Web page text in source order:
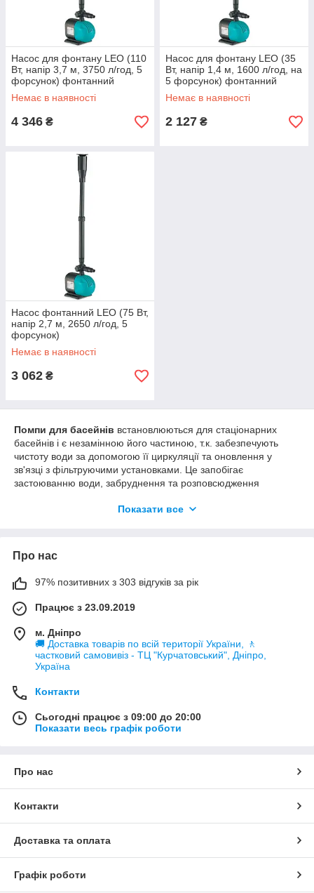
Насос для фонтану LEO (110
Вт, напір 3,7 м, 3750 л/год, 5
форсунок) фонтанний
Немає в наявності
4 346 ₴
Насос для фонтану LEO (35
Вт, напір 1,4 м, 1600 л/год, на
5 форсунок) фонтанний
насос
Немає в наявності
2 127 ₴
Насос фонтанний LEO (75 Вт,
напір 2,7 м, 2650 л/год, 5
форсунок)
Немає в наявності
3 062 ₴
Помпи для басейнів встановлюються для стаціонарних
басейнів і є незамінною його частиною, т.к. забезпечують
чистоту води за допомогою її циркуляції та оновлення у
зв'язці з фільтруючими установками. Це запобігає
застоюванню води, забруднення та розповсюдження
, що пропонуються в нашому магазині,
закритого типу і т.д. Це створює гарний вид ландшафту та
У нашому інтернет-магазині Ви знайдете підходящу модель
пристрою, що враховує всі параметри Вашого басейну або
водоймища: тип, обсяг конструкції, необхідну продуктивність
тощо.
Показати все
Про нас
97% позитивних з 303 відгуків за рік
Працює з 23.09.2019
м. Дніпро
🚚 Доставка товарів по всій території України, 🚶
частковий самовивіз - ТЦ "Курчатовський", Дніпро,
Україна
Контакти
Сьогодні працює з 09:00 до 20:00
Показати весь графік роботи
Про нас
Контакти
Доставка та оплата
Графік роботи